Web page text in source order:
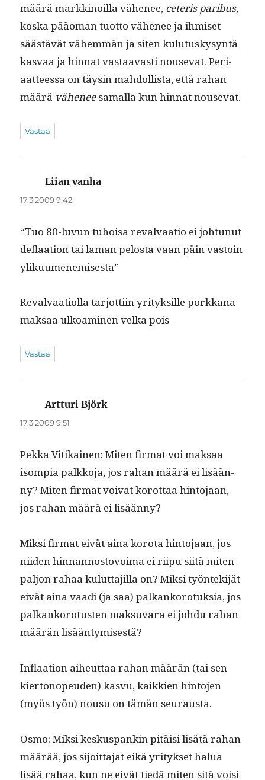
määrä markki­noil­la vähe­nee, ceteris paribus,
kos­ka pääo­man tuot­to vähe­nee ja ihmiset
säästävät vähem­män ja siten kulu­tuskysyn­tä
kas­vaa ja hin­nat vas­taavasti nou­se­vat. Peri­
aat­teessa on täysin mah­dol­lista, että rahan
määrä vähe­neesamal­la kun hin­nat nousevat.
Vastaa
Liian vanha
17.3.2009 9:42
“Tuo 80-luvun tuhoisa reval­vaa­tio ei johtunut
deflaa­tion tai laman pelosta vaan päin vas­toin
ylikuumenemisesta”
Reval­vaa­ti­ol­la tar­jot­ti­in yri­tyk­sille porkkana
mak­saa ulkoami­nen vel­ka pois
Vastaa
Artturi Björksanoo:
17.3.2009 9:51
Pekka Vitikainen: Miten fir­mat voi mak­saa
isom­pia palkko­ja, jos rahan määrä ei lisään­
ny? Miten fir­mat voivat korot­taa hin­to­jaan,
jos rahan määrä ei lisäänny?
Mik­si fir­mat eivät aina koro­ta hin­to­jaan, jos
niiden hin­nan­nos­tovoima ei riipu siitä miten
paljon rahaa kulut­ta­jil­la on? Mik­si työn­tek­i­jät
eivät aina vaa­di (ja saa) palkanko­ro­tuk­sia, jos
palkanko­ro­tusten mak­su­vara ei johdu rahan
määrän lisääntymisestä?
Inflaa­tion aiheut­taa rahan määrän (tai sen
kiertonopeu­den) kasvu, kaikkien hin­to­jen
(myös työn) nousu on tämän seurausta.
Osmo: Mik­si keskus­pankin pitäisi lisätä rahan
määrää, jos sijoit­ta­jat eikä yri­tyk­set halua
lisää rahaa, kun ne eivät tiedä miten sitä voisi